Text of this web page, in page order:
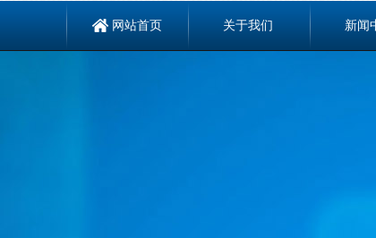
网站首页 关于我们 新闻